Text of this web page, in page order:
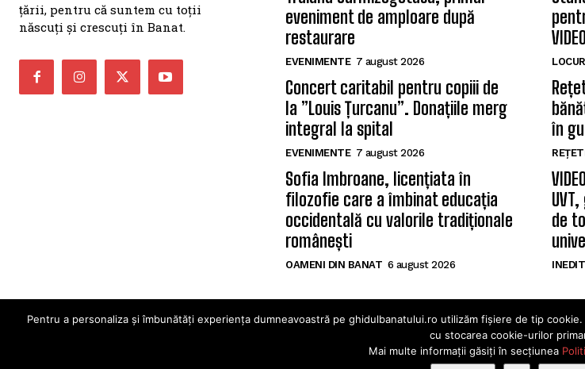
țării, pentru că suntem cu toții
născuți și crescuți în Banat.
eveniment de amploare după
restaurare
EVENIMENTE 7 august 2026
Concert caritabil pentru copiii de
la ”Louis Țurcanu”. Donațiile merg
integral la spital
EVENIMENTE 7 august 2026
Sofia Imbroane, licențiata în
filozofie care a îmbinat educația
occidentală cu valorile tradiționale
românești
OAMENI DIN BANAT 6 august 2026
VIDEO
în
de
INEDIT
© Ghidul Banatului 2025. Toate drepturile
Pentru a personaliza și îmbunătăți experiența dumneavoastră pe ghidulbanatului.ro utilizăm fișiere de tip
cu stocarea cookie-urilor
Mai multe informații găsiți în secțiunea